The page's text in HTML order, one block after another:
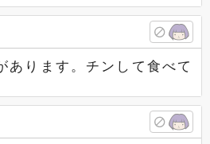
あります。チンして食べて